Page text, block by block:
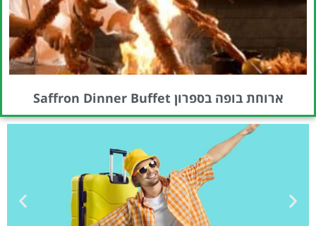
ארוחת בופה בספרון Saffron Dinner Buffet